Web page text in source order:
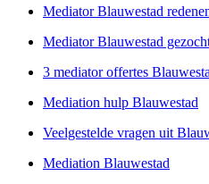
Mediator Blauwestad
Mediator Blauwestad
3 mediator offertes
Mediation hulp Blauwestad
Veelgestelde vragen uit
Mediation Blauwestad